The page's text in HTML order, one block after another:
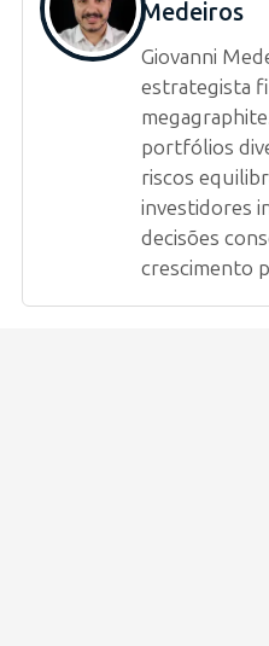
Medeiros
Giovanni
estrategista
portfólios
riscos
investidores
decisões
crescimento